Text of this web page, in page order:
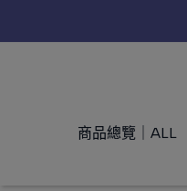
商品總覽｜ALL